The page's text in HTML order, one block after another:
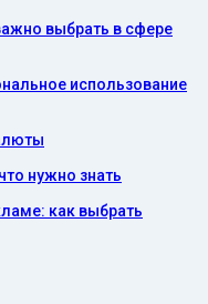
выбрать в сфере
использование
нужно знать
как выбрать